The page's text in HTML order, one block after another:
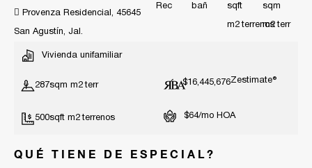
Provenza Residencial, 45645
San Agustín, Jal.
Rec bañ sqft
m2
sqm
m2
Vivienda unifamiliar
sqm m2
287 $16,445,676Zestimate®
sqft m2
500 $64/mo HOA
QUÉ TIENE DE ESPECIAL?